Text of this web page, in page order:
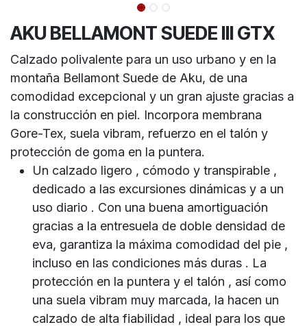
AKU BELLAMONT SUEDE III GTX
Calzado polivalente para un uso urbano y en la
montaña Bellamont Suede de Aku, de una
comodidad excepcional y un gran ajuste gracias a
la construcción en piel. Incorpora membrana
Gore-Tex, suela vibram, refuerzo en el talón y
protección de goma en la puntera.
Un calzado ligero , cómodo y transpirable ,
dedicado a las excursiones dinámicas y a un
uso diario . Con una buena amortiguación
gracias a la entresuela de doble densidad de
eva, garantiza la máxima comodidad del pie ,
incluso en las condiciones más duras . La
protección en la puntera y el talón , así como
una suela vibram muy marcada, la hacen un
calzado de alta fiabilidad , ideal para los que